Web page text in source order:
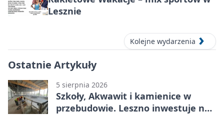
Lesznie
Kolejne wydarzenia
Ostatnie Artykuły
5 sierpnia 2026
Szkoły, Akwawit i kamienice w
przebudowie. Leszno inwestuje na